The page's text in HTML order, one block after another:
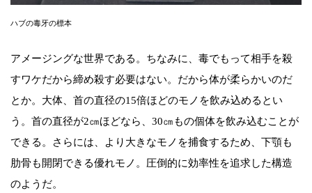
ハブの毒牙の標本
アメージングな世界である。ちなみに、毒でもって相手を殺
すワケだから締め殺す必要はない。だから体が柔らかいのだ
とか。大体、首の直径の15倍ほどのモノを飲み込めるとい
う。首の直径が2㎝ほどなら、30㎝もの個体を飲み込むことが
できる。さらには、より大きなモノを捕食するため、下顎も
肋骨も開閉できる優れモノ。圧倒的に効率性を追求した構造
のようだ。